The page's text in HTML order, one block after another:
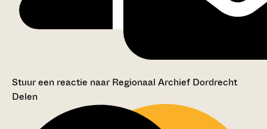
Stuur een reactie naar Regionaal Archief Dordrecht
Delen